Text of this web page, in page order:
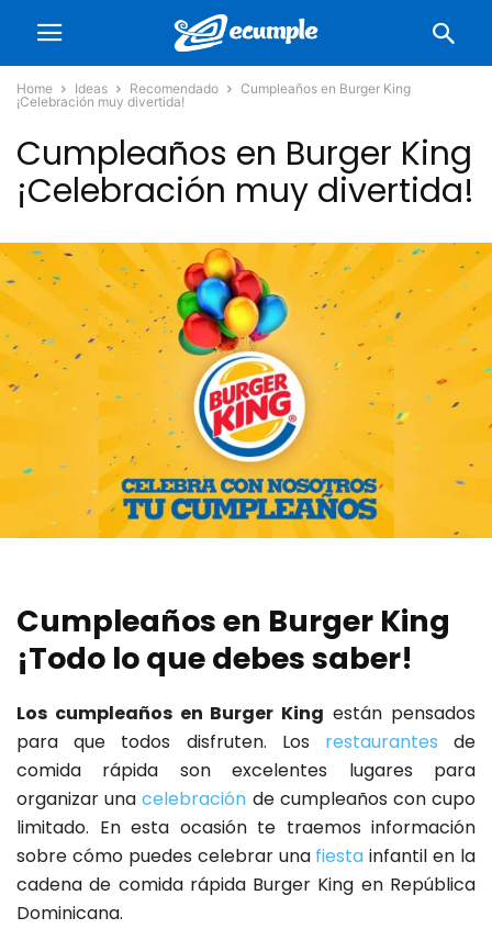
Home Ideas Recomendado
Cumpleaños en Burger King
¡Celebración muy divertida!
Cumpleaños en Burger King
¡Celebración muy divertida!
Cumpleaños en Burger King
¡Todo lo que debes saber!
Los cumpleaños en Burger King están pensados
para que todos disfruten. Los restaurantes de
comida rápida son excelentes lugares para
organizar unacelebración de cumpleaños con cupo
limitado. En esta ocasión te traemos información
sobre cómo puedes celebrar una fiesta infantil en la
cadena de comida rápida Burger King en República
Dominicana.